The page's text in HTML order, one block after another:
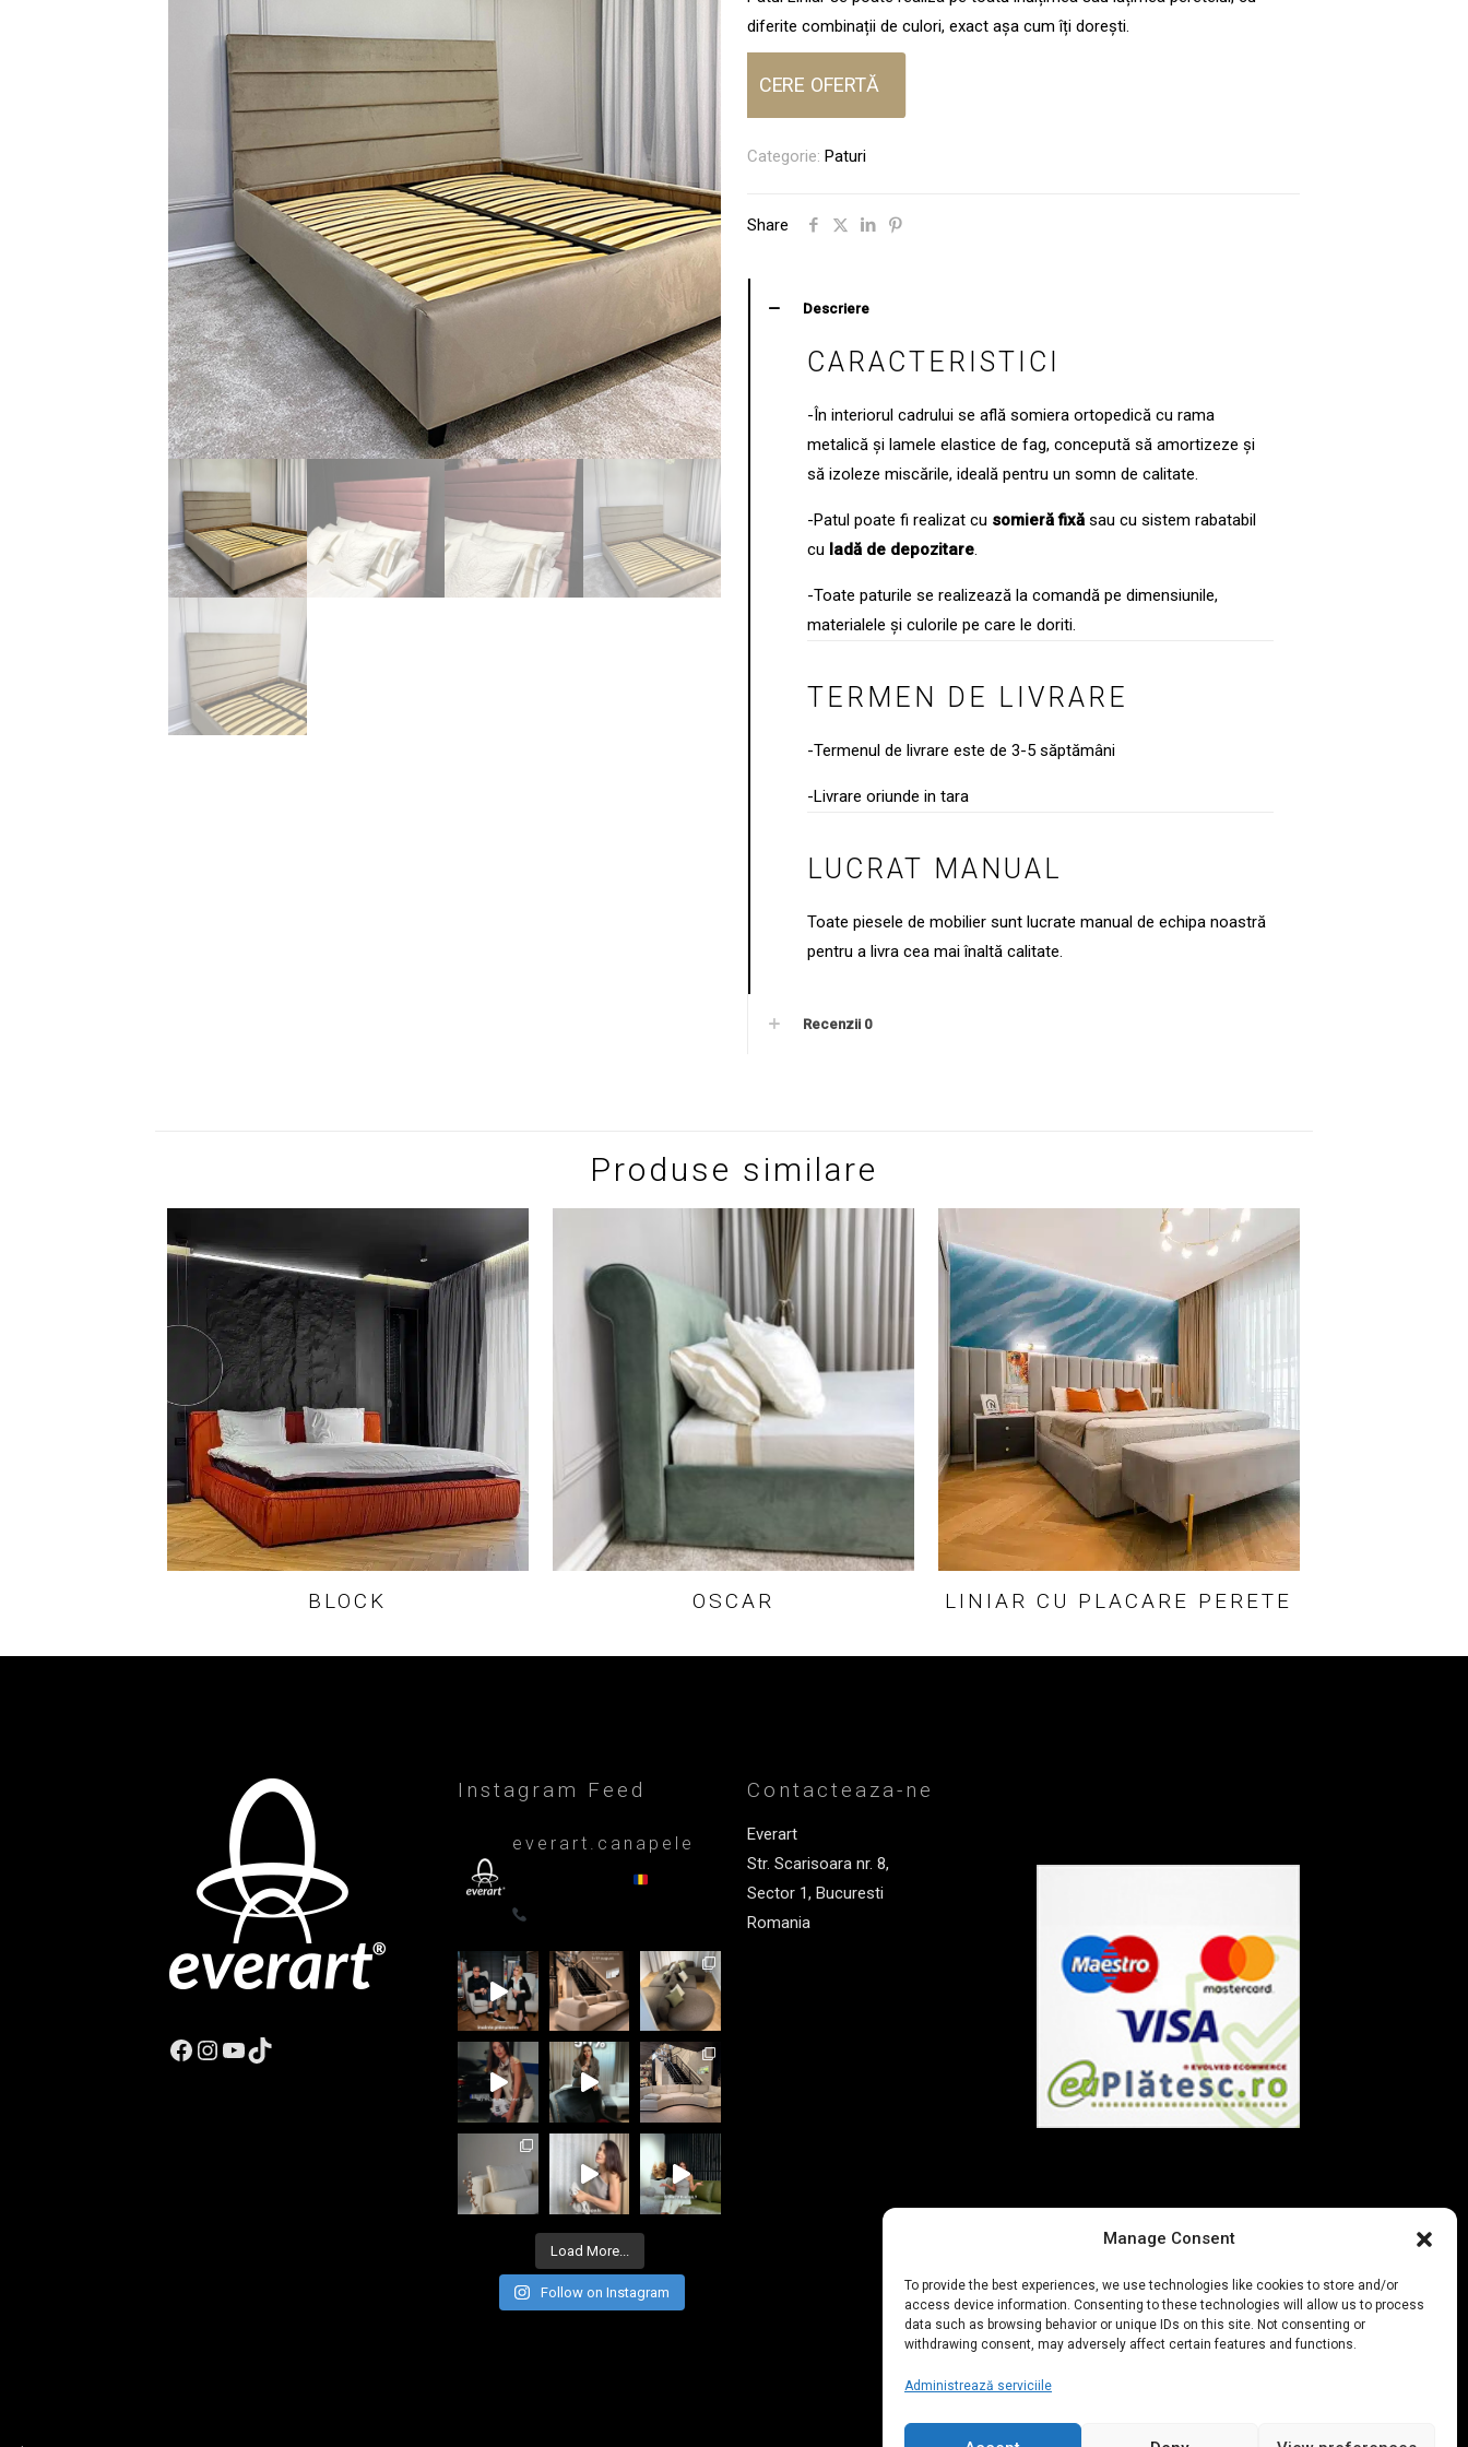
Manage Consent
To provide the best experiences, we use technologies like cookies to store and/or
access device information. Consenting to these technologies will allow us to process
data such as browsing behavior or unique IDs on this site. Not consenting or
withdrawing consent, may adversely affect certain features and functions.
Administrează serviciile
diferite combinații de culori, exact așa cum îți dorești.
CERE OFERTĂ
Categorie: Paturi
Share
Descriere
CARACTERISTICI
-În interiorul cadrului se află somiera ortopedică cu rama
metalică și lamele elastice de fag, concepută să amortizeze și
să izoleze miscările, ideală pentru un somn de calitate.
-Patul poate fi realizat cu somieră fixă sau cu sistem rabatabil
cu ladă de depozitare.
-Toate paturile se realizează la comandă pe dimensiunile,
materialele și culorile pe care le doriti.
TERMEN DE LIVRARE
-Termenul de livrare este de 3-5 săptămâni
-Livrare oriunde in tara
LUCRAT MANUAL
Toate piesele de mobilier sunt lucrate manual de echipa noastră
pentru a livra cea mai înaltă calitate.
Recenzii 0
Produse similare
BLOCK OSCAR LINIAR CU PLACARE PERETE
Facebook
Instagram
YouTube
TikTok
Instagram Feed
everart.canapele
Load More...
Follow on Instagram
Contacteaza-ne
Everart
Str. Scarisoara nr. 8,
Sector 1, Bucuresti
Romania